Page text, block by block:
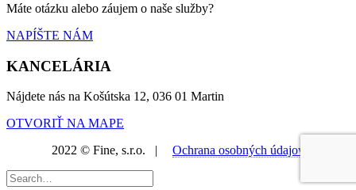
Máte otázku alebo záujem o naše služby?
NAPÍŠTE NÁM
KANCELÁRIA
Nájdete nás na Košútska 12, 036 01 Martin
OTVORIŤ NA MAPE
2022 © Fine, s.r.o. |
Ochrana osobných údajov